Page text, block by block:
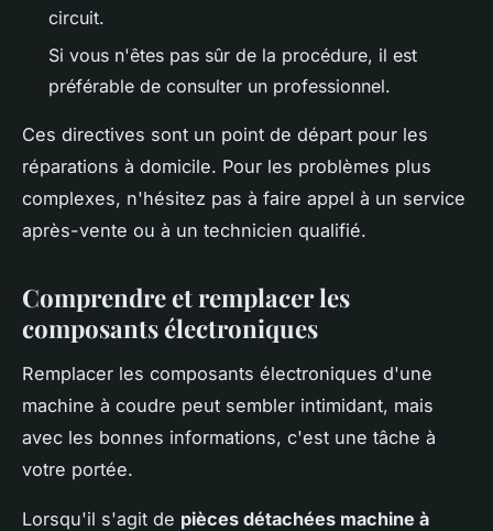
circuit.
Si vous n'êtes pas sûr de la procédure, il est
préférable de consulter un professionnel.
Ces directives sont un point de départ pour les
réparations à domicile. Pour les problèmes plus
complexes, n'hésitez pas à faire appel à un service
après-vente ou à un technicien qualifié.
Comprendre et remplacer les
composants électroniques
Remplacer les composants électroniques d'une
machine à coudre peut sembler intimidant, mais
avec les bonnes informations, c'est une tâche à
votre portée.
Lorsqu'il s'agit de pièces détachées machine à